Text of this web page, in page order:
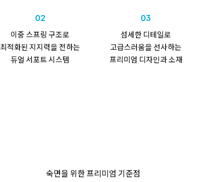
02
이중 스프링 구조로
최적화된지지력을 전하는
듀얼 서포트 시스템
03
섬세한 디테일로
고급스러움을선사하는
프리미엄 디자인과 소재
숙면을 위한 프리미엄 기준점